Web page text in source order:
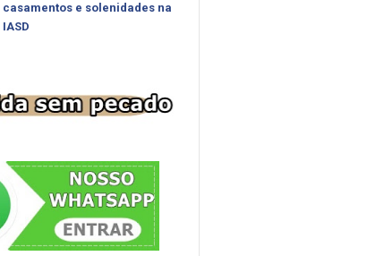
casamentos e solenidades na
IASD